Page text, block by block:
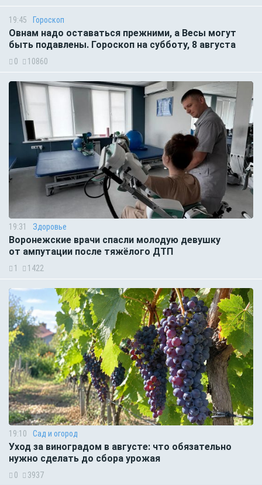
19:45 Гороскоп
Овнам надо оставаться прежними, а Весы могут
быть подавлены. Гороскоп на субботу, 8 августа
0 10860
19:31 Здоровье
Воронежские врачи спасли молодую девушку
от ампутации после тяжёлого ДТП
1 1422
19:10 Сад и огород
Уход за виноградом в августе: что обязательно
нужно сделать до сбора урожая
0 3937